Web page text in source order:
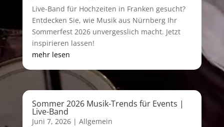
Live-Band für Hochzeiten in Franken gesucht?
Entdecken Sie, wie Musik aus Nürnberg Ihr
Sommerfest 2026 unvergesslich macht. Jetzt
inspirieren lassen!
mehr lesen
Sommer 2026 Musik-Trends für Events |
Live-Band
Juni 7, 2026| Allgemein